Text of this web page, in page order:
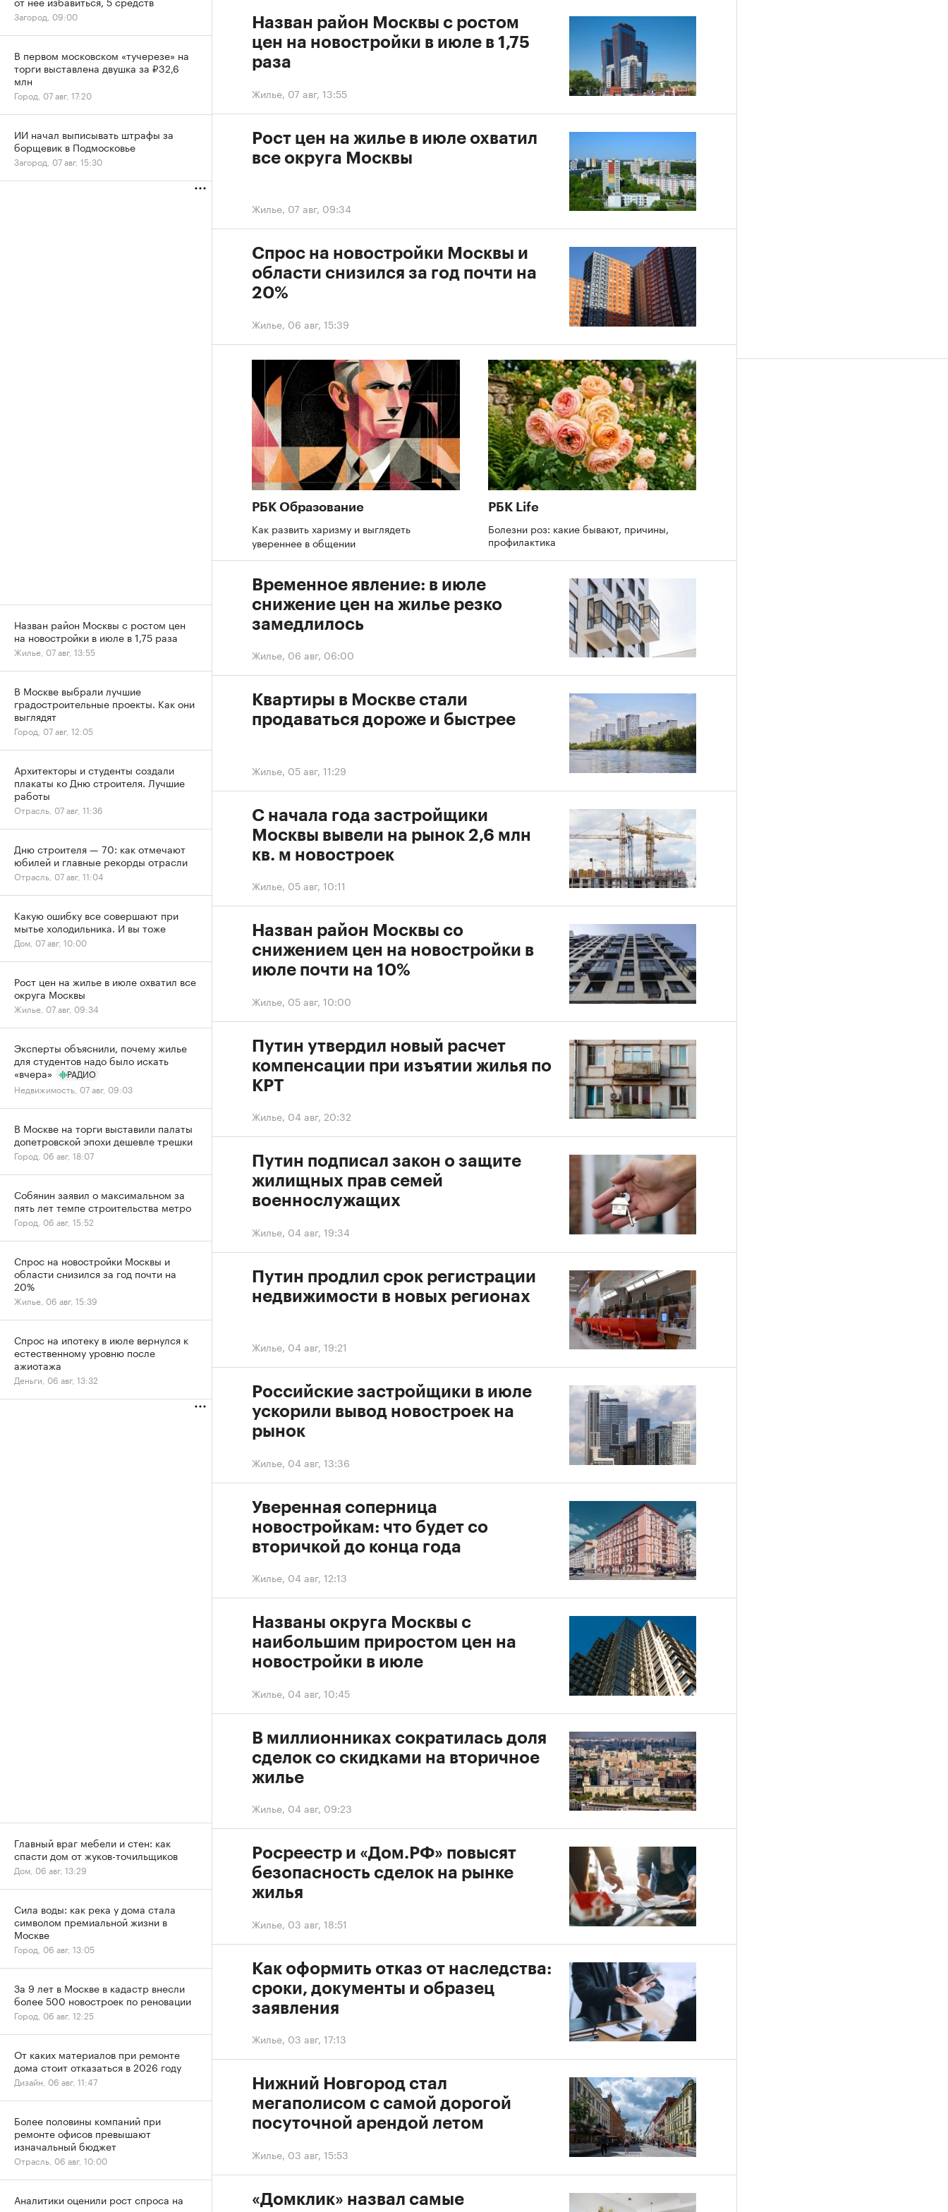
Жилье, 07 авг, 13:55
Назван район Москвы с ростом
цен на новостройки в июле в 1,75
раза
Жилье, 07 авг, 09:34
Рост цен на жилье в июле охватил
все округа Москвы
Жилье, 06 авг, 15:39
Спрос на новостройки Москвы и
области снизился за год почти на
20%
РБК Образование
Как развить харизму и выглядеть
увереннее в общении
РБК Life
Болезни роз: какие бывают, причины,
профилактика
Жилье, 06 авг, 06:00
Временное явление: в июле
снижение цен на жилье резко
замедлилось
Жилье, 05 авг, 11:29
Квартиры в Москве стали
продаваться дороже и быстрее
Жилье, 05 авг, 10:11
С начала года застройщики
Москвы вывели на рынок 2,6 млн
кв. м новостроек
Жилье, 05 авг, 10:00
Назван район Москвы со
снижением цен на новостройки в
июле почти на 10%
Жилье, 04 авг, 20:32
Путин утвердил новый расчет
компенсации при изъятии жилья по
КРТ
Жилье, 04 авг, 19:34
Путин подписал закон о защите
жилищных прав семей
военнослужащих
Жилье, 04 авг, 19:21
Путин продлил срок регистрации
недвижимости в новых регионах
Жилье, 04 авг, 13:36
Российские застройщики в июле
ускорили вывод новостроек на
рынок
Жилье, 04 авг, 12:13
Уверенная соперница
новостройкам: что будет со
вторичкой до конца года
Жилье, 04 авг, 10:45
Названы округа Москвы с
наибольшим приростом цен на
новостройки в июле
Жилье, 04 авг, 09:23
В миллионниках сократилась доля
сделок со скидками на вторичное
жилье
Жилье, 03 авг, 18:51
Росреестр и «Дом.РФ» повысят
безопасность сделок на рынке
жилья
Жилье, 03 авг, 17:13
Как оформить отказ от наследства:
сроки, документы и образец
заявления
Жилье, 03 авг, 15:53
Нижний Новгород стал
мегаполисом с самой дорогой
посуточной арендой летом
«Домклик» назвал самые
Загород, 09:00
В первом московском «тучерезе» на
торги выставлена двушка за ₽32,6
млн
Город, 07 авг, 17:20
ИИ начал выписывать штрафы за
борщевик в Подмосковье
Загород, 07 авг, 15:30
Назван район Москвы с ростом цен
на новостройки в июле в 1,75 раза
Жилье, 07 авг, 13:55
В Москве выбрали лучшие
градостроительные проекты. Как они
выглядят
Город, 07 авг, 12:05
Архитекторы и студенты создали
плакаты ко Дню строителя. Лучшие
работы
Отрасль, 07 авг, 11:36
Дню строителя — 70: как отмечают
юбилей и главные рекорды отрасли
Отрасль, 07 авг, 11:04
Какую ошибку все совершают при
мытье холодильника. И вы тоже
Дом, 07 авг, 10:00
Рост цен на жилье в июле охватил все
округа Москвы
Жилье, 07 авг, 09:34
Эксперты объяснили, почему жилье
для студентов надо было искать
«вчера»
РАДИО
Недвижимость, 07 авг, 09:03
В Москве на торги выставили палаты
допетровской эпохи дешевле трешки
Город, 06 авг, 18:07
Собянин заявил о максимальном за
пять лет темпе строительства метро
Город, 06 авг, 15:52
Спрос на новостройки Москвы и
области снизился за год почти на
20%
Жилье, 06 авг, 15:39
Спрос на ипотеку в июле вернулся к
естественному уровню после
ажиотажа
Деньги, 06 авг, 13:32
Главный враг мебели и стен: как
спасти дом от жуков-точильщиков
Дом, 06 авг, 13:29
Сила воды: как река у дома стала
символом премиальной жизни в
Москве
Город, 06 авг, 13:05
За 9 лет в Москве в кадастр внесли
более 500 новостроек по реновации
Город, 06 авг, 12:25
От каких материалов при ремонте
дома стоит отказаться в 2026 году
Дизайн, 06 авг, 11:47
Более половины компаний при
ремонте офисов превышают
изначальный бюджет
Отрасль, 06 авг, 10:00
Аналитики оценили рост спроса на